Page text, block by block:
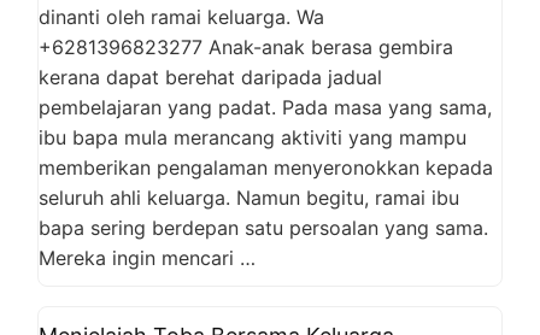
dinanti oleh ramai keluarga. Wa
+6281396823277 Anak-anak berasa gembira
kerana dapat berehat daripada jadual
pembelajaran yang padat. Pada masa yang sama,
ibu bapa mula merancang aktiviti yang mampu
memberikan pengalaman menyeronokkan kepada
seluruh ahli keluarga. Namun begitu, ramai ibu
bapa sering berdepan satu persoalan yang sama.
Mereka ingin mencari …